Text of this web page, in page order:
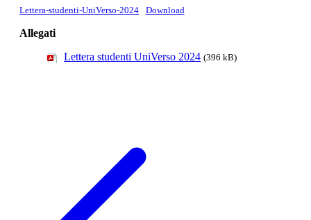
Lettera-studenti-UniVerso-2024 Download
Allegati
Lettera studenti UniVerso 2024 (396 kB)